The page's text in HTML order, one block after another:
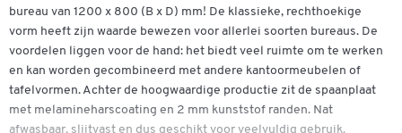
bureau van 1200 x 800 (B x D) mm! De klassieke, rechthoekige
vorm heeft zijn waarde bewezen voor allerlei soorten bureaus. De
voordelen liggen voor de hand: het biedt veel ruimte om te werken
en kan worden gecombineerd met andere kantoormeubelen of
tafelvormen. Achter de hoogwaardige productie zit de spaanplaat
met melamineharscoating en 2 mm kunststof randen. Nat
afwasbaar, slijtvast en dus geschikt voor veelvuldig gebruik.